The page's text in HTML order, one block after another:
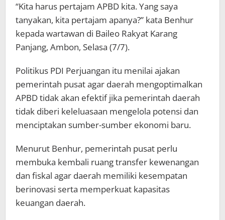
“Kita harus pertajam APBD kita. Yang saya
tanyakan, kita pertajam apanya?” kata Benhur
kepada wartawan di Baileo Rakyat Karang
Panjang, Ambon, Selasa (7/7).
Politikus PDI Perjuangan itu menilai ajakan
pemerintah pusat agar daerah mengoptimalkan
APBD tidak akan efektif jika pemerintah daerah
tidak diberi keleluasaan mengelola potensi dan
menciptakan sumber-sumber ekonomi baru.
Menurut Benhur, pemerintah pusat perlu
membuka kembali ruang transfer kewenangan
dan fiskal agar daerah memiliki kesempatan
berinovasi serta memperkuat kapasitas
keuangan daerah.